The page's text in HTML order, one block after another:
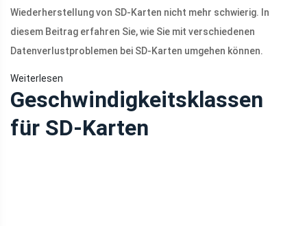
Wiederherstellung von SD-Karten nicht mehr schwierig. In
diesem Beitrag erfahren Sie, wie Sie mit verschiedenen
Datenverlustproblemen bei SD-Karten umgehen können.
Weiterlesen
Geschwindigkeitsklassen
für SD-Karten